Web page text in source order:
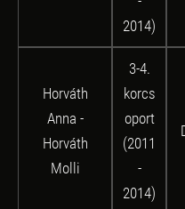
2014)
Horváth
Anna -
Horváth
Molli
3-4.
korcs
oport
(2011
-
2014)